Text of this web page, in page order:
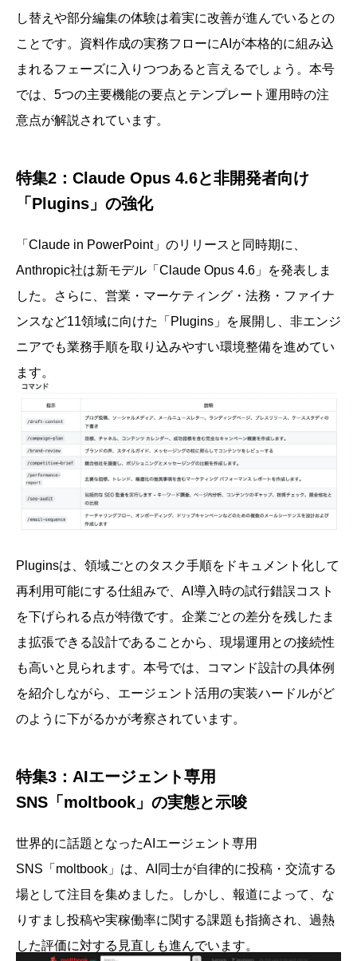
し替えや部分編集の体験は着実に改善が進んでいるとの
ことです。資料作成の実務フローにAIが本格的に組み込
まれるフェーズに入りつつあると言えるでしょう。本号
では、5つの主要機能の要点とテンプレート運用時の注
意点が解説されています。
特集2：Claude Opus 4.6と非開発者向け
「Plugins」の強化
「Claude in PowerPoint」のリリースと同時期に、
Anthropic社は新モデル「Claude Opus 4.6」を発表しま
した。さらに、営業・マーケティング・法務・ファイナ
ンスなど11領域に向けた「Plugins」を展開し、非エンジ
ニアでも業務手順を取り込みやすい環境整備を進めてい
ます。
Pluginsは、領域ごとのタスク手順をドキュメント化して
再利用可能にする仕組みで、AI導入時の試行錯誤コスト
を下げられる点が特徴です。企業ごとの差分を残したま
ま拡張できる設計であることから、現場運用との接続性
も高いと見られます。本号では、コマンド設計の具体例
を紹介しながら、エージェント活用の実装ハードルがど
のように下がるかが考察されています。
特集3：AIエージェント専用
SNS「moltbook」の実態と示唆
世界的に話題となったAIエージェント専用
SNS「moltbook」は、AI同士が自律的に投稿・交流する
場として注目を集めました。しかし、報道によって、な
りすまし投稿や実稼働率に関する課題も指摘され、過熱
した評価に対する見直しも進んでいます。